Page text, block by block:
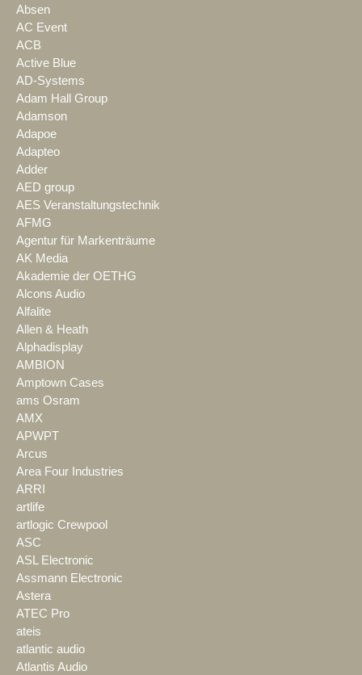
Absen
AC Event
ACB
Active Blue
AD-Systems
Adam Hall Group
Adamson
Adapoe
Adapteo
Adder
AED group
AES Veranstaltungstechnik
AFMG
Agentur für Markenträume
AK Media
Akademie der OETHG
Alcons Audio
Alfalite
Allen & Heath
Alphadisplay
AMBION
Amptown Cases
ams Osram
AMX
APWPT
Arcus
Area Four Industries
ARRI
artlife
artlogic Crewpool
ASC
ASL Electronic
Assmann Electronic
Astera
ATEC Pro
ateis
atlantic audio
Atlantis Audio